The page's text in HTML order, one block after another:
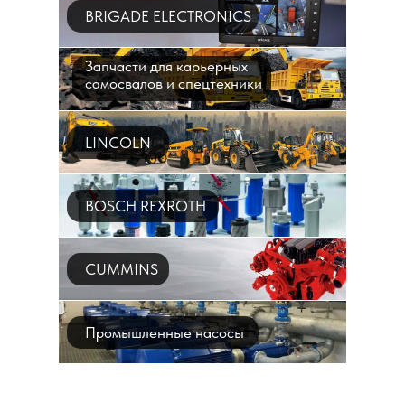
BRIGADE ELECTRONICS
Запчасти для карьерных
самосвалов и спецтехники
LINCOLN
BOSCH REXROTH
CUMMINS
Промышленные насосы